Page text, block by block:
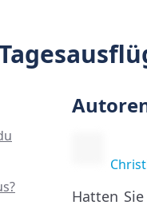
Hatten